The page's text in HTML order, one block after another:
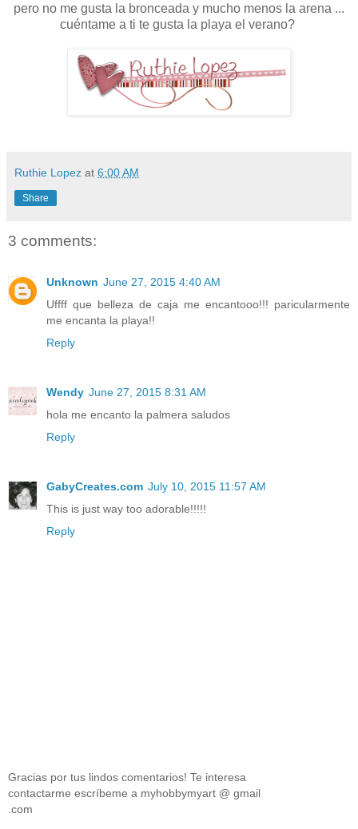
pero no me gusta la bronceada y mucho menos la arena ...
cuéntame a ti te gusta la playa el verano?
Ruthie Lopez at 6:00 AM
Share
3 comments:
Unknown June 27, 2015 4:40 AM
Uffff que belleza de caja me encantooo!!! paricularmente
me encanta la playa!!
Reply
Wendy June 27, 2015 8:31 AM
hola me encanto la palmera saludos
Reply
GabyCreates.com July 10, 2015 11:57 AM
This is just way too adorable!!!!!
Reply
Gracias por tus lindos comentarios! Te interesa
contactarme escríbeme a myhobbymyart @ gmail
.com